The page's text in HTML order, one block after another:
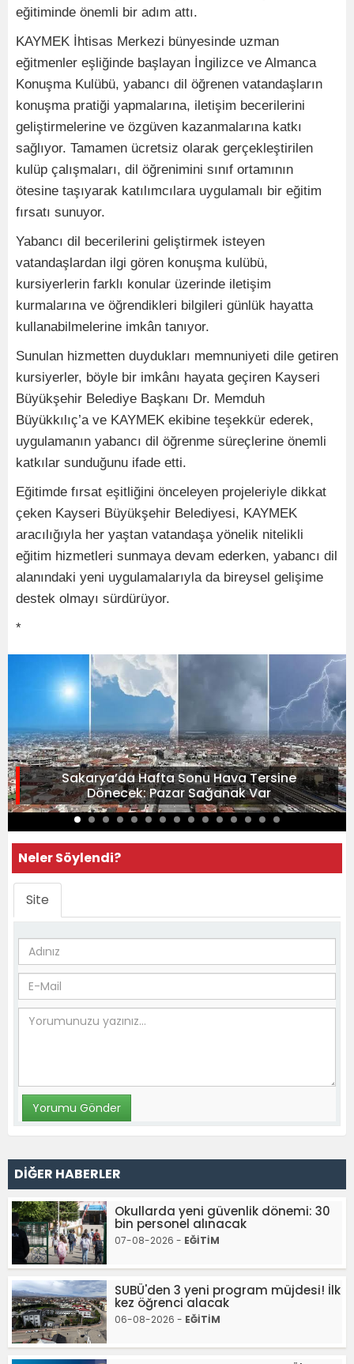
eğitiminde önemli bir adım attı.
KAYMEK İhtisas Merkezi bünyesinde uzman
eğitmenler eşliğinde başlayan İngilizce ve Almanca
Konuşma Kulübü, yabancı dil öğrenen vatandaşların
konuşma pratiği yapmalarına, iletişim becerilerini
geliştirmelerine ve özgüven kazanmalarına katkı
sağlıyor. Tamamen ücretsiz olarak gerçekleştirilen
kulüp çalışmaları, dil öğrenimini sınıf ortamının
ötesine taşıyarak katılımcılara uygulamalı bir eğitim
fırsatı sunuyor.
Yabancı dil becerilerini geliştirmek isteyen
vatandaşlardan ilgi gören konuşma kulübü,
kursiyerlerin farklı konular üzerinde iletişim
kurmalarına ve öğrendikleri bilgileri günlük hayatta
kullanabilmelerine imkân tanıyor.
Sunulan hizmetten duydukları memnuniyeti dile getiren
kursiyerler, böyle bir imkânı hayata geçiren Kayseri
Büyükşehir Belediye Başkanı Dr. Memduh
Büyükkılıç’a ve KAYMEK ekibine teşekkür ederek,
uygulamanın yabancı dil öğrenme süreçlerine önemli
katkılar sunduğunu ifade etti.
Eğitimde fırsat eşitliğini önceleyen projeleriyle dikkat
çeken Kayseri Büyükşehir Belediyesi, KAYMEK
aracılığıyla her yaştan vatandaşa yönelik nitelikli
eğitim hizmetleri sunmaya devam ederken, yabancı dil
alanındaki yeni uygulamalarıyla da bireysel gelişime
destek olmayı sürdürüyor.
*
Sakarya’da Hafta Sonu Hava Tersine
Dönecek: Pazar Sağanak Var
Neler Söylendi?
Site
DİĞER HABERLER
Okullarda yeni güvenlik dönemi: 30
bin personel alınacak
07-08-2026 - EĞİTİM
SUBÜ'den 3 yeni program müjdesi! İlk
kez öğrenci alacak
06-08-2026 - EĞİTİM